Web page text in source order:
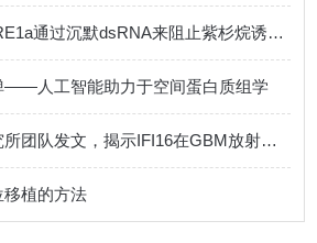
三阴性乳腺癌中IRE1a通过沉默dsRNA来阻止紫杉烷诱导的细胞焦亡
——人工智能助力于空间蛋白质组学
复旦放射医学研究所团队发文，揭示IFI16在GBM放射抗性中的作用机制
植的方法